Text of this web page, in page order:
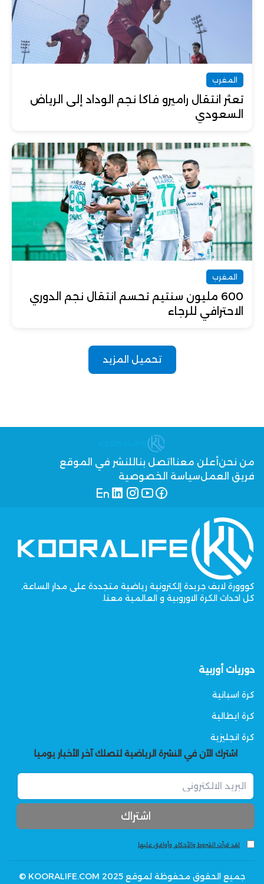
المغرب
تعثر انتقال راميرو فاكا نجم الوداد إلى الرياض
السعودي
المغرب
600 مليون سنتيم تحسم انتقال نجم الدوري
الاحترافي للرجاء
تحميل المزيد
من نحنأعلن معنا اتصل بنا للنشر في الموقع
فريق العملسياسة الخصوصية
كووورة لايف جريدة إلكترونية رياضية متجددة على مدار الساعة,
كل احداث الكرة الاوروبية و العالمية معنا.
دوريات أوربية
كرة اسبانية
كرة ايطالية
كرة انجليزية
اشترك الآن في النشرة الرياضية لتصلك آخر الأخبار يوميا
لقد قرأت الشروط والأحكام وأوافق عليها
جميع الحقوق محفوظة لموقع KOORALIFE.COM 2025 ©